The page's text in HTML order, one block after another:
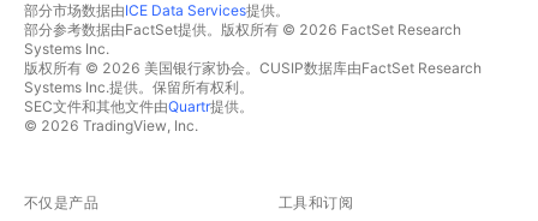
部分市场数据由ICE Data Services提供。
部分参考数据由FactSet提供。版权所有 © 2026 FactSet Research
Systems Inc.
版权所有 © 2026 美国银行家协会。CUSIP数据库由FactSet Research
Systems Inc.提供。保留所有权利。
SEC文件和其他文件由Quartr提供。
© 2026 TradingView, Inc.
不仅是产品 工具和订阅